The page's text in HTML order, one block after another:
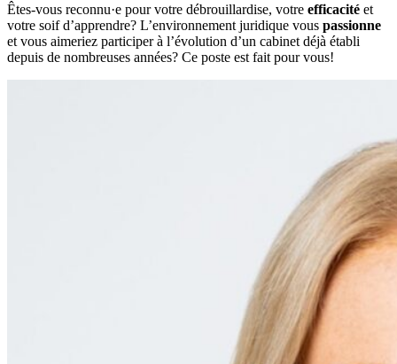
Êtes-vous reconnu·e pour votre débrouillardise, votre efficacité et
votre soif d’apprendre? L’environnement juridique vous passionne
et vous aimeriez participer à l’évolution d’un cabinet déjà établi
depuis de nombreuses années? Ce poste est fait pour vous!